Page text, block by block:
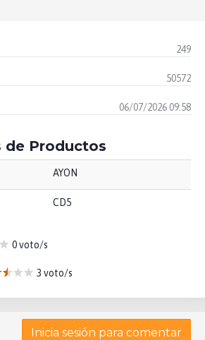
249
50572
06/07/2026 09:58
Productos
AYON
CD5
0 voto/s
3 voto/s
Inicia sesión para comentar